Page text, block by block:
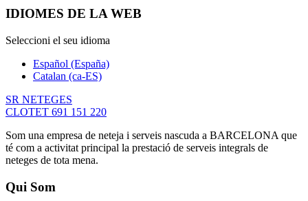
IDIOMES DE LA WEB
Seleccioni el seu idioma
Español (España)
Catalan (ca-ES)
SR NETEGES
CLOTET 691 151 220
Som una empresa de neteja i serveis nascuda a BARCELONA que
té com a activitat principal la prestació de serveis integrals de
neteges de tota mena.
Qui Som